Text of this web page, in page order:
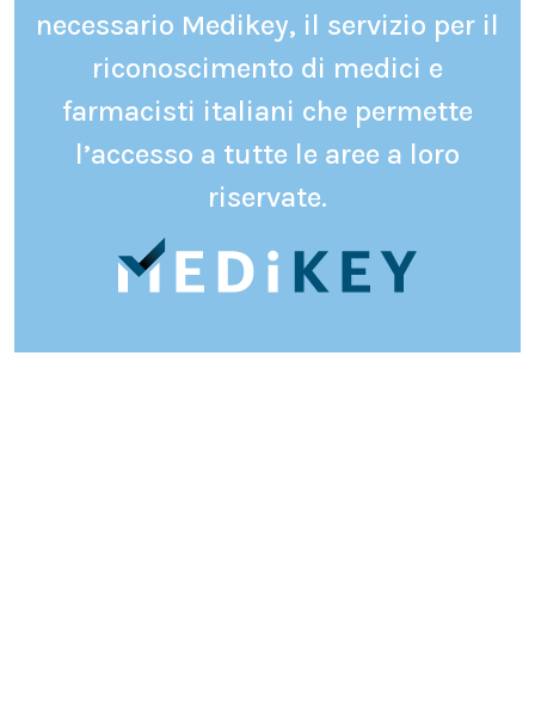
necessario Medikey, il servizio per il
riconoscimento di medici e
farmacisti italiani che permette
l’accesso a tutte le aree a loro
riservate.